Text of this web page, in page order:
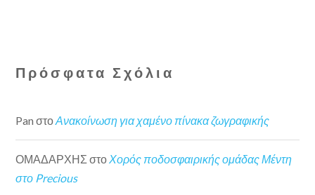
Πρόσφατα Σχόλια
Pan στοΑνακοίνωση για χαμένο πίνακα ζωγραφικής
ΟΜΑΔΑΡΧΗΣ στοΧορός ποδοσφαιρικής ομάδας Μέντη
στο Precious